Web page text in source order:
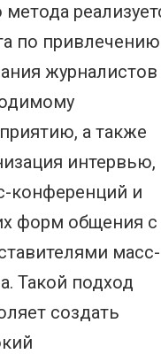
метода
по привлечению
журналистов
а также
интервью,
конференций и
форм общения с
масс-
Такой подход
создать